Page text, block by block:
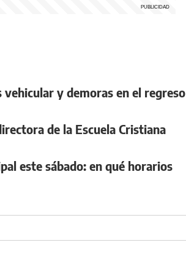
vehicular y demoras en el regreso
de la Escuela Cristiana
este sábado: en qué horarios